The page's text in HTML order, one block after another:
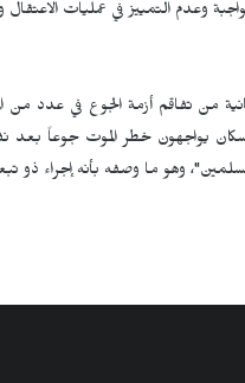
وعدم التمييز في عمليات الاعتقال
يواجهون خطر الموت جوعاً بعد
وهو ما وصفه بأنه إجراء ذو